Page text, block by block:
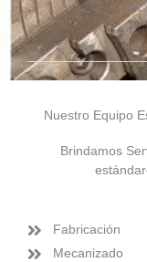
La
Nuestro Equipo
Brindamos
Fabricación
Mecanizado